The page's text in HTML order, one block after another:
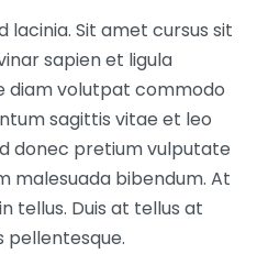
lacinia. Sit amet cursus sit
sapien et ligula
diam volutpat commodo
sagittis vitae et leo
donec pretium vulputate
malesuada bibendum. At
tellus. Duis at tellus at